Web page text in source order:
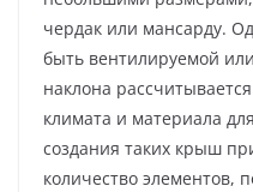
чердак или мансарду.
быть вентилируемой
наклона
климата и материала
создания таких крыш
количество элементов,